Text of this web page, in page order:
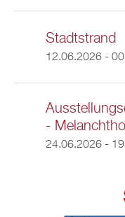
Stadtstrand
12.06.2026 -
-
24.06.2026 -